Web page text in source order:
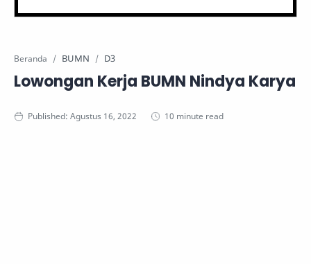
Beranda BUMN D3
Lowongan Kerja BUMN Nindya Karya
10 minute read